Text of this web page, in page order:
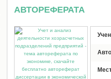
АВТОРЕФЕРАТА